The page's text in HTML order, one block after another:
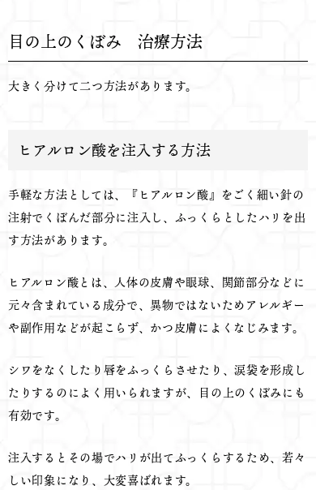
目の上のくぼみ 治療方法
大きく分けて二つ方法があります。
ヒアルロン酸を注入する方法
手軽な方法としては、『ヒアルロン酸』をごく細い針の
注射でくぼんだ部分に注入し、ふっくらとしたハリを出
す方法があります。
ヒアルロン酸とは、人体の皮膚や眼球、関節部分などに
元々含まれている成分で、異物ではないためアレルギー
や副作用などが起こらず、かつ皮膚によくなじみます。
シワをなくしたり唇をふっくらさせたり、涙袋を形成し
たりするのによく用いられますが、目の上のくぼみにも
有効です。
注入するとその場でハリが出てふっくらするため、若々
しい印象になり、大変喜ばれます。